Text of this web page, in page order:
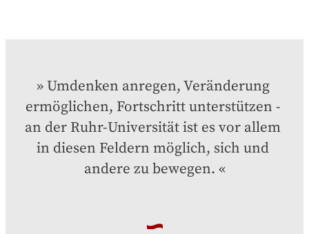
Umdenken anregen, Veränderung
ermöglichen, Fortschritt unterstützen -
an der Ruhr-Universität ist es vor allem
in diesen Feldern möglich, sich und
andere zu bewegen.